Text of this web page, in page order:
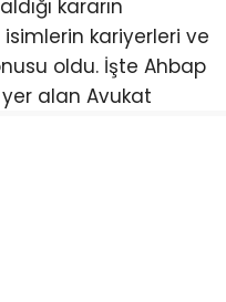
kararın
kariyerleri ve
oldu. İşte Ahbap
alan Avukat